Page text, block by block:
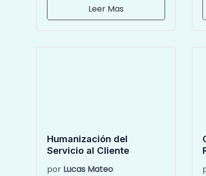
Leer Mas
Humanización del
Servicio al Cliente
por Lucas Mateo